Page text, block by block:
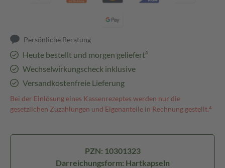
Persönliche Beratung
Heute bestellt und morgen geliefert³
Wechselwirkungscheck inklusive
Versandkostenfreie Lieferung
Bei der Einlösung eines Kassenrezeptes werden nur die
gesetzlichen Zuzahlungen und Eigenanteile in Rechnung gestellt.⁴
PZN: 10301323
Darreichungsform: Hartkapseln